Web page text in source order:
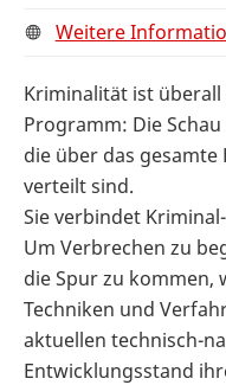
Weitere
Kriminalität ist überall
Programm: Die
die über das gesamte
verteilt sind.
Sie verbindet
Um Verbrechen zu
die Spur zu kommen,
Techniken und
aktuellen technisch-
Entwicklungsstand